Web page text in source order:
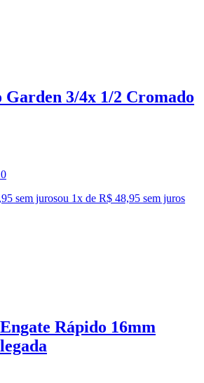
Garden 3/4x 1/2 Cromado
sem jurosou 1x de R$ 48,95 sem juros
Rápido 16mm